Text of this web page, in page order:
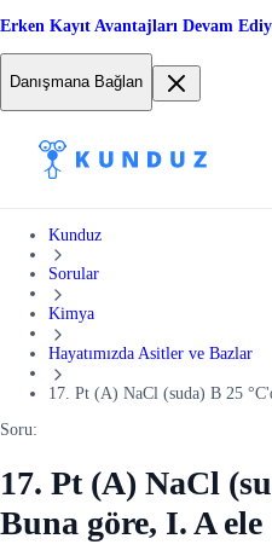
Erken Kayıt Avantajları Devam
Danışmana Bağlan
Kunduz
Sorular
Kimya
Hayatımızda Asitler ve Bazlar
17. Pt (A) NaCl (suda) B 25
Soru:
17. Pt (A) NaCl
Buna göre, I. A ele